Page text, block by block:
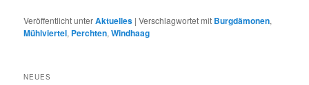
Veröffentlicht unterAktuelles |Verschlagwortet mit Burgdämonen,
Mühlviertel, Perchten,Windhaag
NEUES